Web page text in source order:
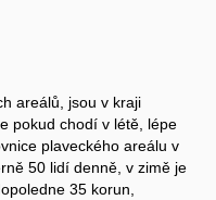
areálů, jsou v kraji
pokud chodí v létě, lépe
plaveckého areálu v
50 lidí denně, v zimě je
35 korun,